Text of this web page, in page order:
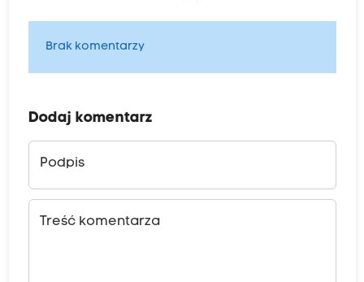
Brak komentarzy
Dodaj komentarz
Podpis
Treść komentarza